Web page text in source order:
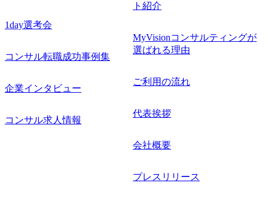
1day選考会
コンサル転職成功事例集
企業インタビュー
コンサル求人情報
ト紹介
MyVisionコンサルティングが
選ばれる理由
ご利用の流れ
代表挨拶
会社概要
プレスリリース